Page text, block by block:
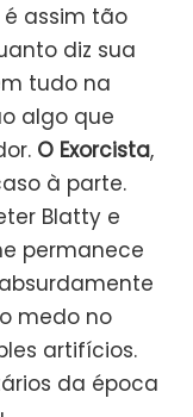
é assim tão
diz sua
tudo na
algo que
O Exorcista,
à parte.
Blatty e
permanece
medo no
artifícios.
da época